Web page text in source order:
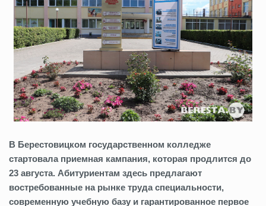
В Берестовицком государственном колледже
стартовала приемная кампания, которая продлится до
23 августа. Абитуриентам здесь предлагают
востребованные на рынке труда специальности,
современную учебную базу и гарантированное первое